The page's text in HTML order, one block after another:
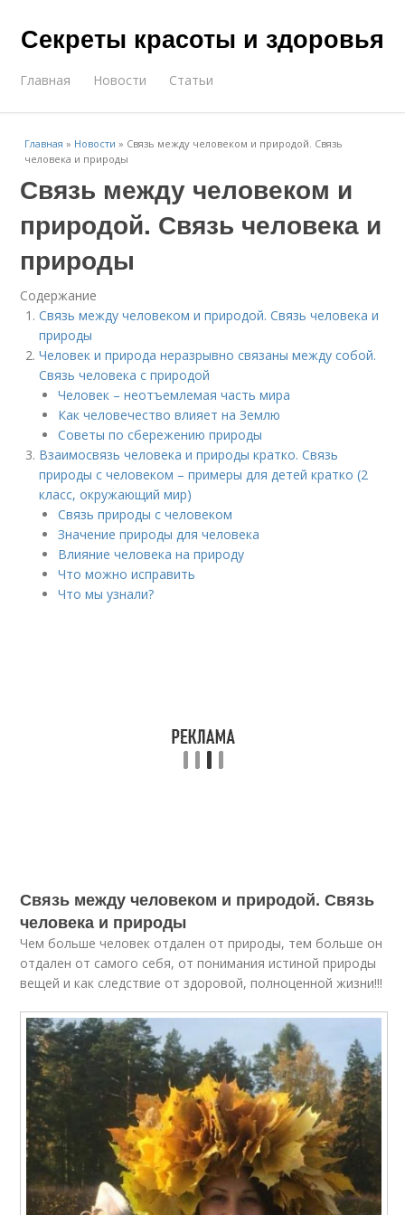
Секреты красоты и здоровья
Главная Новости Статьи
Главная » Новости » Связь между человеком и природой. Связь
человека и природы
Связь между человеком и
природой. Связь человека и
природы
Содержание
Связь между человеком и природой. Связь человека и
природы
Человек и природа неразрывно связаны между собой.
Связь человека с природой
Человек – неотъемлемая часть мира
Как человечество влияет на Землю
Советы по сбережению природы
Взаимосвязь человека и природы кратко. Связь
природы с человеком – примеры для детей кратко (2
класс, окружающий мир)
Связь природы с человеком
Значение природы для человека
Влияние человека на природу
Что можно исправить
Что мы узнали?
Связь между человеком и природой. Связь
человека и природы
Чем больше человек отдален от природы, тем больше он
отдален от самого себя, от понимания истиной природы
вещей и как следствие от здоровой, полноценной жизни!!!